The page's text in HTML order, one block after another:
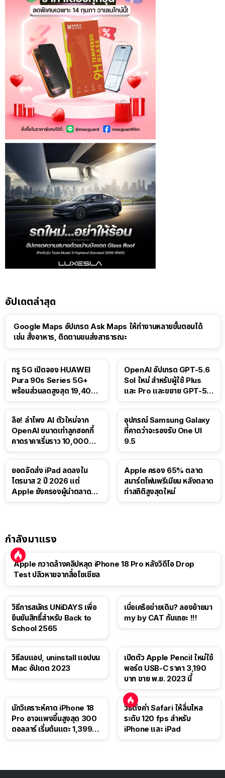
อัปเดตล่าสุด
Google Maps อัปเกรด Ask Maps ให้ทำงานหลายขั้นตอนได้
เช่น สั่งอาหาร, ติดตามขนส่งสาธารณะ
ทรู 5G เปิดจอง HUAWEI
Pura 90s Series 5G+
พร้อมส่วนลดสูงสุด 19,400
OpenAI อัปเกรด GPT-5.6
Sol ใหม่ สำหรับผู้ใช้ Plus
และ Pro และขยาย GPT-5.6
ลือ! ลำโพง AI ตัวใหม่จาก
OpenAI ขนาดเท่าลูกฮอกกี้
คาดราคาเริ่มราว 10,000
อุปกรณ์ Samsung Galaxy
ที่คาดว่าจะรองรับ One UI
9.5
ยอดจัดส่ง iPad ลดลงใน
ไตรมาส 2 ปี 2026 แต่
Apple ยังครองผู้นำตลาด
Apple ครอง 65% ตลาด
สมาร์ตโฟนพรีเมียม หลังตลาด
ทำสถิติสูงสุดใหม่
กำลังมาแรง
Apple กวาดล้างคลิปหลุด iPhone 18 Pro หลังวิดีโอ Drop
Test ปลิวหายจากสื่อโซเชียล
วิธีการสมัคร UNiDAYS เพื่อ
ยืนยันสิทธิ์สำหรับ Back to
School 2565
เบื่อเครือข่ายเดิม? ลองย้ายมา
my by CAT กันเถอะ !!!
วิธีลบแอป, uninstall แอปบน
Mac อัปเดต 2023
เปิดตัว Apple Pencil ใหม่ใช้
พอร์ต USB-C ราคา 3,190
บาท ขาย พ.ย. 2023 นี้
นักวิเคราะห์คาด iPhone 18
Pro อาจแพงขึ้นสูงสุด 300
ดอลลาร์ เริ่มต้นแตะ 1,399
วิธีตั้งค่า Safari ให้ลื่นไหล
ระดับ 120 fps สำหรับ
iPhone และ iPad